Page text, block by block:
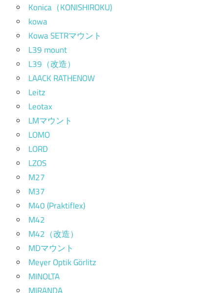
Konica（KONISHIROKU)
kowa
Kowa SETRマウント
L39 mount
L39（改造）
LAACK RATHENOW
Leitz
Leotax
LMマウント
LOMO
LORD
LZOS
M27
M37
M40 (Praktiflex)
M42
M42（改造）
MDマウント
Meyer Optik Görlitz
MINOLTA